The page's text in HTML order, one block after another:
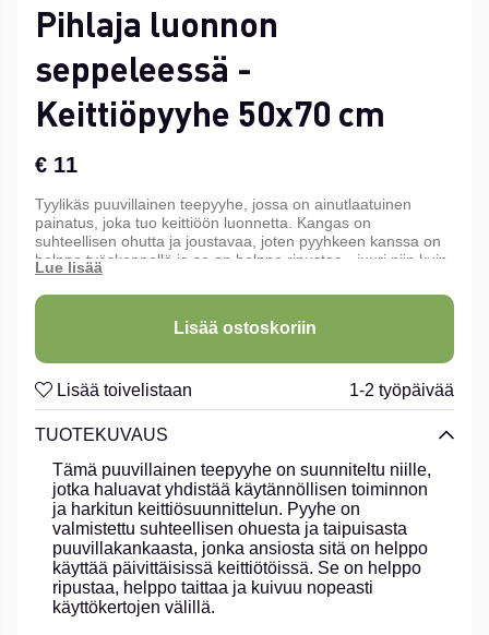
Pihlaja luonnon
seppeleessä -
Keittiöpyyhe 50x70 cm
€ 11
Tyylikäs puuvillainen teepyyhe, jossa on ainutlaatuinen
painatus, joka tuo keittiöön luonnetta. Kangas on
suhteellisen ohutta ja joustavaa, joten pyyhkeen kanssa on
helppo työskennellä ja se on helppo ripustaa - juuri niin kuin
hyvän teepyyhkeen kuuluukin olla.
Lisää ostoskoriin
Lisää toivelistaan 1-2 työpäivää
TUOTEKUVAUS
Tämä puuvillainen teepyyhe on suunniteltu niille,
jotka haluavat yhdistää käytännöllisen toiminnon
ja harkitun keittiösuunnittelun. Pyyhe on
valmistettu suhteellisen ohuesta ja taipuisasta
puuvillakankaasta, jonka ansiosta sitä on helppo
käyttää päivittäisissä keittiötöissä. Se on helppo
ripustaa, helppo taittaa ja kuivuu nopeasti
käyttökertojen välillä.